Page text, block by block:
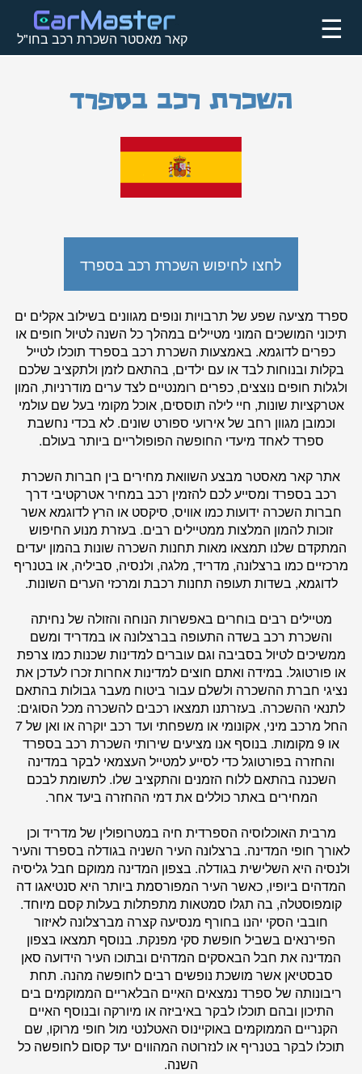
קאר מאסטר השכרת רכב בחו"ל ☰
השכרת רכב בספרד
לחצו לחיפוש השכרת רכב בספרד
ספרד מציעה שפע של תרבויות ונופים מגוונים בשילוב אקלים ים
תיכוני המושכים המוני מטיילים במהלך כל השנה לטיול חופים או
כפרים לדוגמא. באמצעות השכרת רכב בספרד תוכלו לטייל
בקלות ובנוחות לבד או עם ילדים, בהתאם לזמן ולתקציב שלכם
ולגלות חופים נוצצים, כפרים רומנטיים לצד ערים מודרניות, המון
אטרקציות שונות, חיי לילה תוססים, אוכל מקומי בעל שם עולמי
וכמובן מגוון רחב של אירועי ספורט שונים. לא בכדי נחשבת
ספרד לאחד מיעדי החופשה הפופולריים ביותר בעולם.
אתרקאר מאסטר מבצע השוואת מחירים בין חברות השכרת
רכב בספרד ומסייע לכם להזמין רכב במחיר אטרקטיבי דרך
חברות השכרה ידועות כמו אוויס, סיקסט או הרץ לדוגמא אשר
זוכות להמון המלצות ממטיילים רבים. בעזרת מנוע החיפוש
המתקדם שלנו תמצאו מאות תחנות השכרה שונות בהמון יעדים
מרכזיים כמו ברצלונה, מדריד, מלגה, ולנסיה, סביליה, או בטנריף
לדוגמא, בשדות תעופה תחנות רכבת ומרכזי הערים השונות.
מטיילים רבים בוחרים באפשרות הנוחה והזולה של נחיתה
והשכרת רכב בשדה התעופה בברצלונה או במדריד ומשם
ממשיכים לטיול בסביבה וגם עוברים למדינות שכנות כמו צרפת
או פורטוגל. במידה ואתם חוצים למדינות אחרות זכרו לעדכן את
נציגי חברת ההשכרה ולשלם עבור ביטוח מעבר גבולות בהתאם
לתנאי ההשכרה. בעזרתנו תמצאו רכבים להשכרה מכל הסוגים:
החל מרכב מיני, אקונומי או משפחתי ועד רכב יוקרה או ואן של 7
או 9 מקומות. בנוסף אנו מציעים שירותי השכרת רכב בספרד
והחזרה בפורטוגל כדי לסייע למטייל העצמאי לבקר במדינה
השכנה בהתאם ללוח הזמנים והתקציב שלו. לתשומת לבכם
המחירים באתר כוללים את דמי ההחזרה ביעד אחר.
מרבית האוכלוסיה הספרדית חיה במטרופולין של מדריד וכן
לאורך חופי המדינה. ברצלונה העיר השניה בגודלה בספרד והעיר
ולנסיה היא השלישית בגודלה. בצפון המדינה ממוקם חבל גליסיה
המדהים ביופיו, כאשר העיר המפורסמת ביותר היא סנטיאגו דה
קומפוסטלה, בה תגלו סמטאות מתפתלות בעלות קסם מיוחד.
חובבי הסקי יהנו בחורף מנסיעה קצרה מברצלונה לאיזור
הפירנאים בשביל חופשת סקי מפנקת. בנוסף תמצאו בצפון
המדינה את חבל הבאסקים המדהים ובתוכו העיר הידועה סאן
סבסטיאן אשר מושכת נופשים רבים לחופשה מהנה. תחת
ריבונותה של ספרד נמצאים האיים הבלאריים הממוקמים בים
התיכון ובהם תוכלו לבקר באיביזה או מיורקה ובנוסף האיים
הקנריים הממוקמים באוקיינוס האטלנטי מול חופי מרוקו, שם
תוכלו לבקר בטנריף או לנזרוטה המהווים יעד קסום לחופשה כל
השנה.